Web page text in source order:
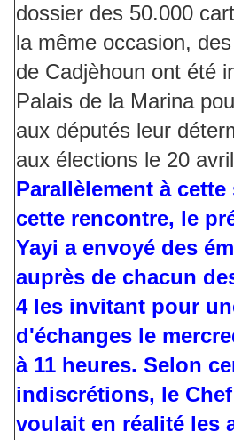
dossier des 50.000
la même occasion,
de Cadjèhoun ont été
Palais de la Marina
aux députés leur
aux élections le 20
Parallèlement à cette
cette rencontre, le
Yayi a envoyé des
auprès de chacun
4 les invitant pour
d'échanges le
à 11 heures. Selon
indiscrétions, le
voulait en réalité les